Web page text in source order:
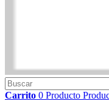
Carrito 0 Producto